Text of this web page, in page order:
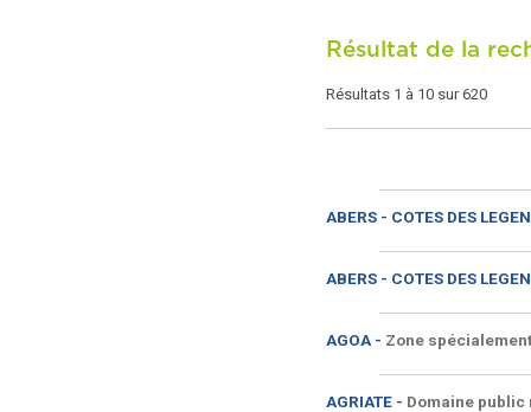
Résultat de la
Résultats 1 à 10 sur 620
ABERS - COTES DES
ABERS - COTES DES
AGOA - Zone
AGRIATE - Domaine